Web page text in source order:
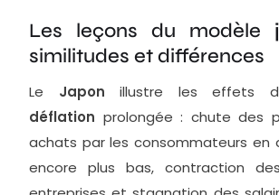
Les leçons du modèle
similitudes et différences
Le Japon illustre les effets
déflation prolongée : chute des
achats par les consommateurs en
encore plus bas, contraction